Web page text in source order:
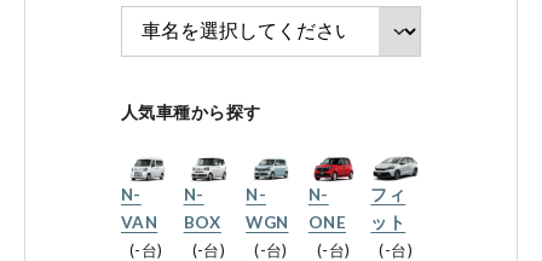
法人のお客様へ
人気車種から探す
N-
VAN
-台
N-
BOX
-台
N-
WGN
-台
N-
ONE
-台
フィ
ット
-台